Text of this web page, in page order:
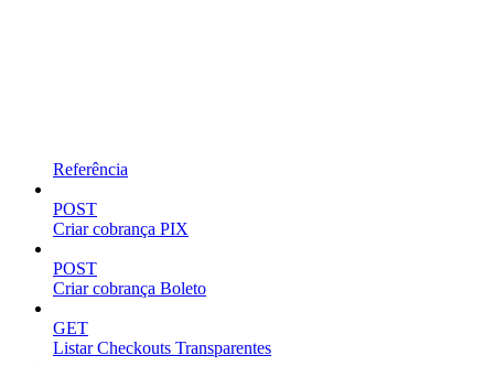
Referência
POST
Criar cobrança PIX
POST
Criar cobrança Boleto
GET
Listar Checkouts Transparentes